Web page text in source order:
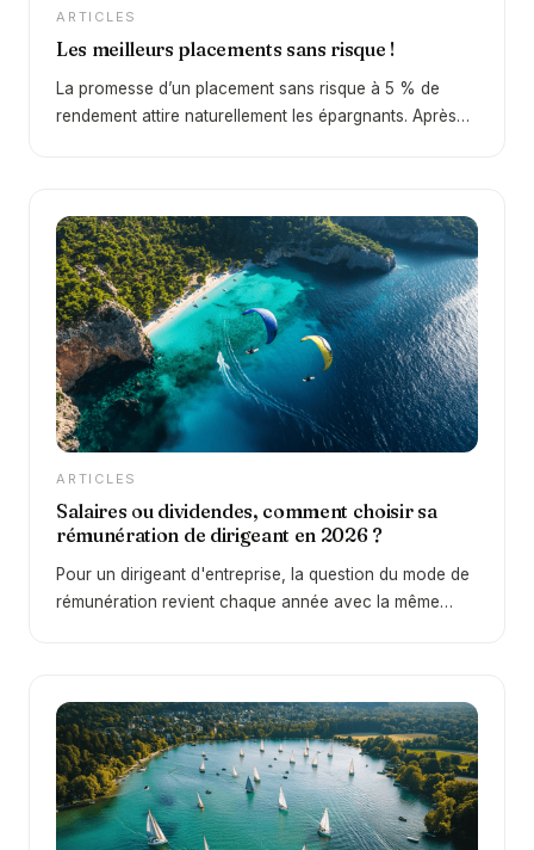
ARTICLES
Les meilleurs placements sans risque !
La promesse d’un placement sans risque à 5 % de
rendement attire naturellement les épargnants. Après
permettent à nouveau d’obtenir des rendements
intéressants… mais la réalité est plus nuancée qu’il n’y
paraît. Derrière cette promesse se cache une question
essentielle : peut-on réellement obtenir 5 % sans
aucun risque ?
ARTICLES
Salaires ou dividendes, comment choisir sa
rémunération de dirigeant en 2026 ?
Pour un dirigeant d'entreprise, la question du mode de
rémunération revient chaque année avec la même
fois le montant net que vous percevez dans votre
poche et la qualité de votre future retraite. C'est
justement cette problématique que nous traitons dans
cet épisode de L'Art de la Gestion Patrimoniale et dans
cet article, en nous appuyant sur des exemples chiffrés